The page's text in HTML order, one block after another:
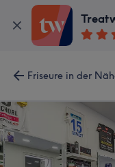
Friseure in der